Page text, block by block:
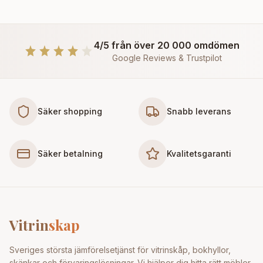
4/5 från över 20 000 omdömen
Google Reviews & Trustpilot
Säker shopping Snabb leverans
Säker betalning Kvalitetsgaranti
Vitrinskap
Sveriges största jämförelsetjänst för vitrinskåp, bokhyllor,